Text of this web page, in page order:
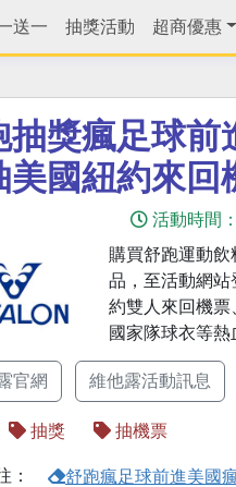
送一 抽獎活動 超商優惠
抽獎瘋足球前
美國紐約來回
活動時間：
購買舒跑運動
品，至活動網站
約雙人來回機票
國家隊球衣等熱
官網 維他露活動訊息
抽獎 抽機票
： 舒跑瘋足球前進美國